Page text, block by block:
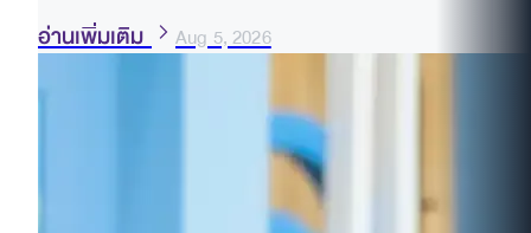
อ่านเพิ่มเติม Aug 5, 2026